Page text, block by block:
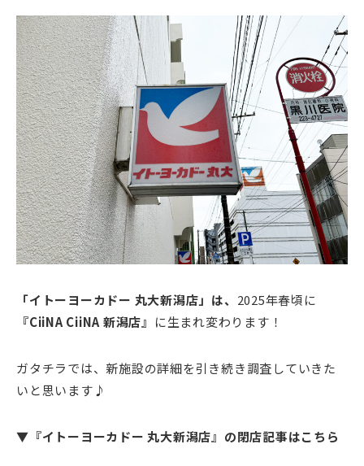
「イトーヨーカドー 丸大新潟店」は、 2025年春頃に
『CiiNA CiiNA 新潟店』 に生まれ変わります！
ガタチラでは、新施設の詳細を引き続き調査していきた
いと思います♪
▼『イトーヨーカドー 丸大新潟店』の閉店記事はこちら